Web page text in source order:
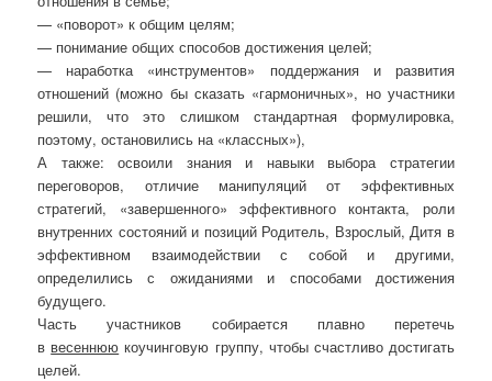
— «поворот» к общим целям;
— понимание общих способов достижения целей;
— наработка «инструментов» поддержания и развития
отношений (можно бы сказать «гармоничных», но участники
решили, что это слишком стандартная формулировка,
поэтому, остановились на «классных»),
А также: освоили знания и навыки выбора стратегии
переговоров, отличие манипуляций от эффективных
стратегий, «завершенного» эффективного контакта, роли
внутренних состояний и позиций Родитель, Взрослый, Дитя в
эффективном взаимодействии с собой и другими,
определились с ожиданиями и способами достижения
будущего.
Часть участников собирается плавно перетечь
в весеннюю коучинговую группу, чтобы счастливо достигать
целей.